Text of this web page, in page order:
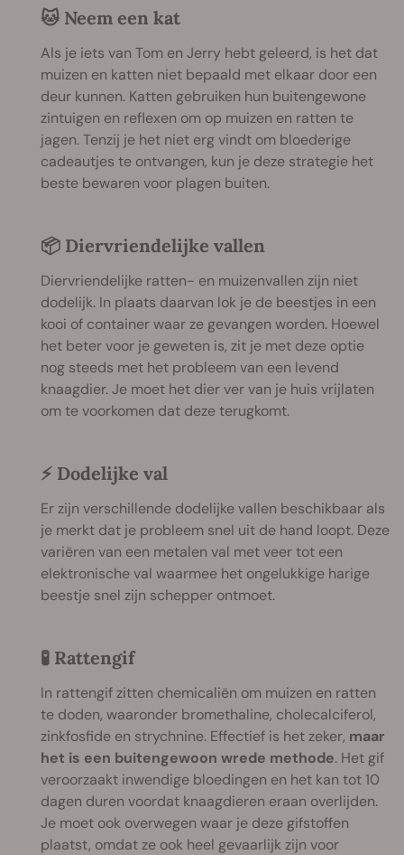
🐱 Neem een kat
Als je iets van Tom en Jerry hebt geleerd, is het dat
muizen en katten niet bepaald met elkaar door een
deur kunnen. Katten gebruiken hun buitengewone
zintuigen en reflexen om op muizen en ratten te
jagen. Tenzij je het niet erg vindt om bloederige
cadeautjes te ontvangen, kun je deze strategie het
beste bewaren voor plagen buiten.
📦 Diervriendelijke vallen
Diervriendelijke ratten- en muizenvallen zijn niet
dodelijk. In plaats daarvan lok je de beestjes in een
kooi of container waar ze gevangen worden. Hoewel
het beter voor je geweten is, zit je met deze optie
nog steeds met het probleem van een levend
knaagdier. Je moet het dier ver van je huis vrijlaten
om te voorkomen dat deze terugkomt.
⚡ Dodelijke val
Er zijn verschillende dodelijke vallen beschikbaar als
je merkt dat je probleem snel uit de hand loopt. Deze
variëren van een metalen val met veer tot een
elektronische val waarmee het ongelukkige harige
beestje snel zijn schepper ontmoet.
🧪 Rattengif
In rattengif zitten chemicaliën om muizen en ratten
te doden, waaronder bromethaline, cholecalciferol,
zinkfosfide en strychnine. Effectief is het zeker, maar
het is een buitengewoon wrede methode. Het gif
veroorzaakt inwendige bloedingen en het kan tot 10
dagen duren voordat knaagdieren eraan overlijden.
Je moet ook overwegen waar je deze gifstoffen
plaatst, omdat ze ook heel gevaarlijk zijn voor